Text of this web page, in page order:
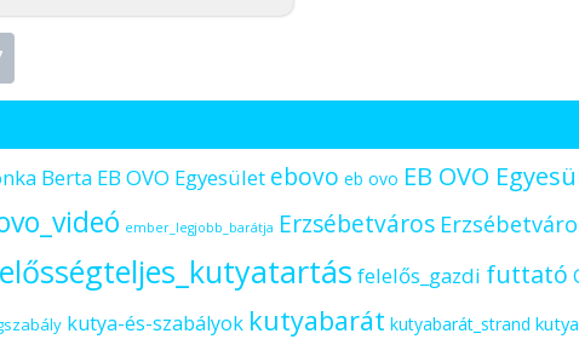
Berta EB OVO Egyesület ebovo eb ovo EB OVO
ember_legjobb_barátja Erzsébetváros
felelős_gazdi futtató
kutya-és-szabályok kutyabarát kutyabarát_strand